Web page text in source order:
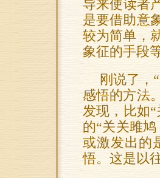
导来使读者
是要借助意
较为简单，
象征的手段
刚说了，
感悟的方法
发现，比如
的“关关雎
或激发出的
悟。这是以